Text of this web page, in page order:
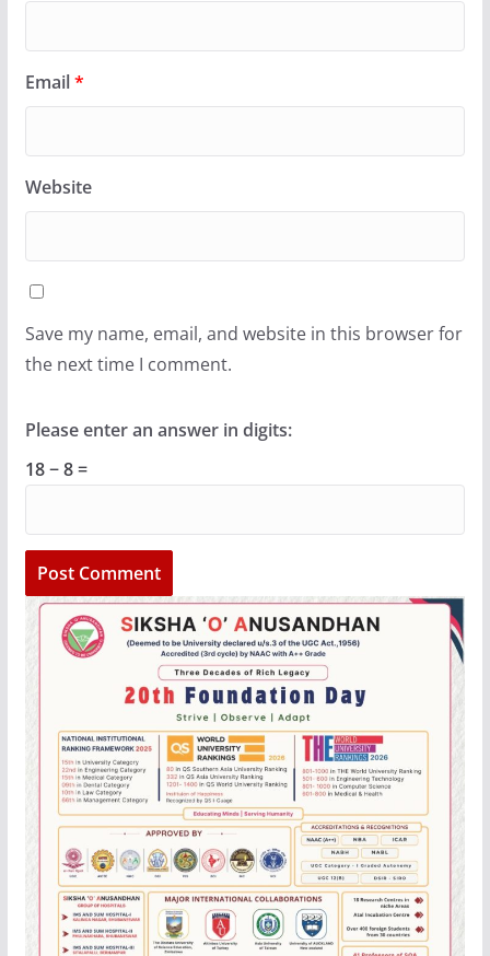
Email*
Website
Save my name, email, and website in this browser for
the next time I comment.
Please enter an answer in digits:
18 − 8 =